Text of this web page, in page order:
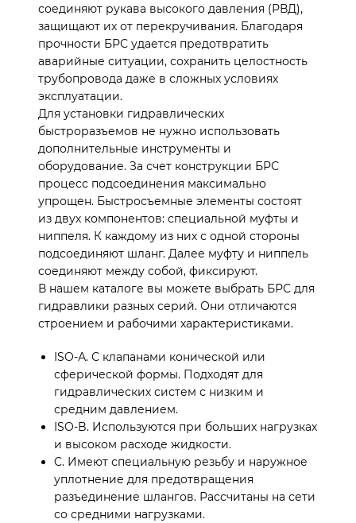
соединяют рукава высокого давления (РВД),
защищают их от перекручивания. Благодаря
прочности БРС удается предотвратить
аварийные ситуации, сохранить целостность
трубопровода даже в сложных условиях
эксплуатации.
Для установки гидравлических
быстроразъемов не нужно использовать
дополнительные инструменты и
оборудование. За счет конструкции БРС
процесс подсоединения максимально
упрощен. Быстросъемные элементы состоят
из двух компонентов: специальной муфты и
ниппеля. К каждому из них с одной стороны
подсоединяют шланг. Далее муфту и ниппель
соединяют между собой, фиксируют.
В нашем каталоге вы можете выбрать БРС для
гидравлики разных серий. Они отличаются
строением и рабочими характеристиками.
ISO-А. С клапанами конической или
сферической формы. Подходят для
гидравлических систем с низким и
средним давлением.
ISO-B. Используются при больших нагрузках
и высоком расходе жидкости.
C. Имеют специальную резьбу и наружное
уплотнение для предотвращения
разъединение шлангов. Рассчитаны на сети
со средними нагрузками.